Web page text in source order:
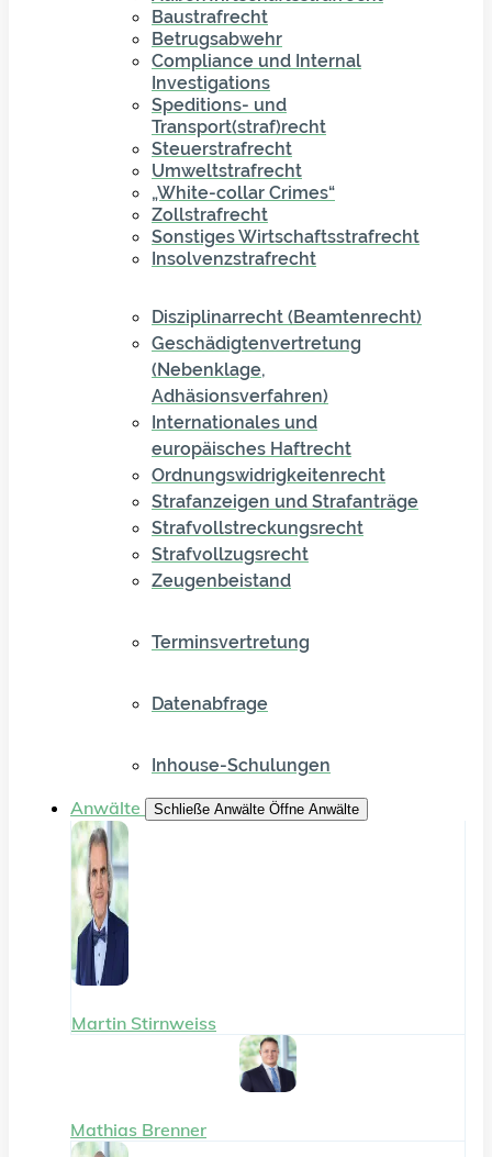
Baustrafrecht
Betrugsabwehr
Compliance und Internal
Investigations
Speditions- und
Transport(straf)recht
Steuerstrafrecht
Umweltstrafrecht
„White-collar Crimes“
Zollstrafrecht
Sonstiges Wirtschaftsstrafrecht
Insolvenzstrafrecht
Disziplinarrecht (Beamtenrecht)
Geschädigtenvertretung
(Nebenklage,
Adhäsionsverfahren)
Internationales und
europäisches Haftrecht
Ordnungswidrigkeitenrecht
Strafanzeigen und Strafanträge
Strafvollstreckungsrecht
Strafvollzugsrecht
Zeugenbeistand
Terminsvertretung
Datenabfrage
Inhouse-Schulungen
Anwälte Schließe Anwälte Öffne Anwälte
Martin Stirnweiss
Mathias Brenner